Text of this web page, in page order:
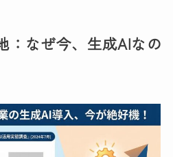
：なぜ今、生成AIなの